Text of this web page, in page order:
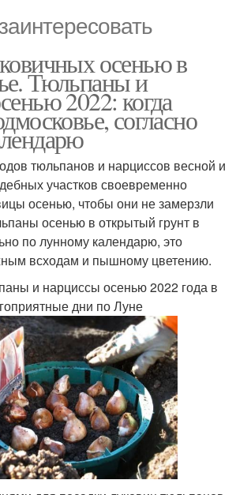
осенью в
Тюльпаны и
2022: когда
согласно
тюльпанов и нарциссов весной и
участков своевременно
осенью, чтобы они не замерзли
осенью в открытый грунт в
по лунному календарю, это
всходам и пышному цветению.
и нарциссы осенью 2022 года в
дни по Луне